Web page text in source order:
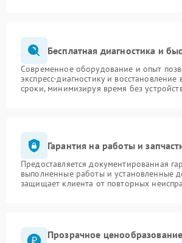
Бесплатная диагностика и
Современное оборудование и опыт
экспресс-диагностику и
сроки, минимизируя время без
Гарантия на работы и
Предоставляется документированная
выполненные работы и установленные
защищает клиента от повторных
Прозрачное